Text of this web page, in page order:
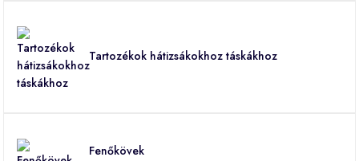
Tartozékok hátizsákokhoz táskákhoz
Fenőkövek